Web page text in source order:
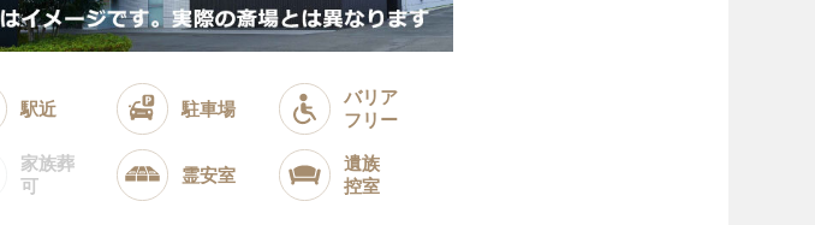
駅近 駐車場
バリア
フリー
家族葬
可
霊安室
遺族
控室